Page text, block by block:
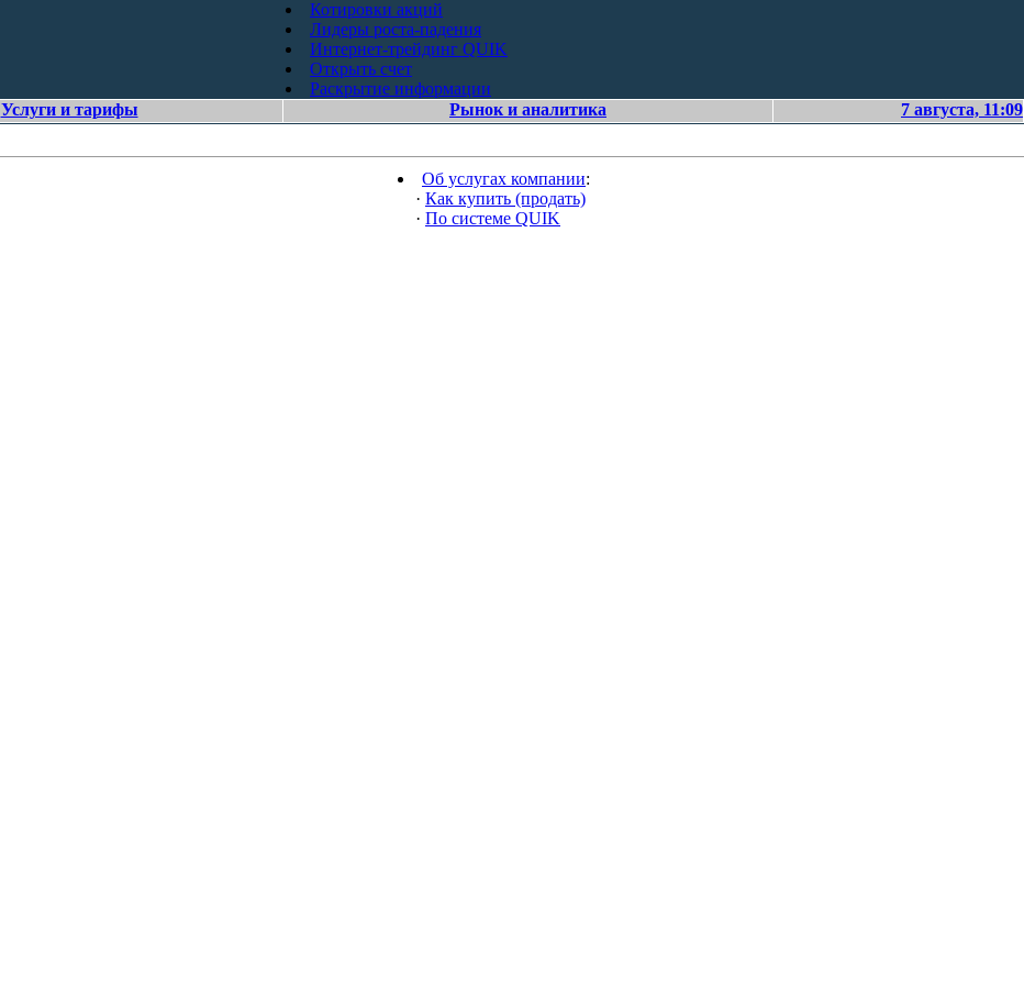
Котировки акций
Лидеры роста-падения
Интернет-трейдинг QUIK
Открыть счет
Раскрытие информации
Услуги и тарифы Рынок и аналитика 7 августа, 11:09
Об услугах компании:
· Как купить (продать)
· По системе QUIK